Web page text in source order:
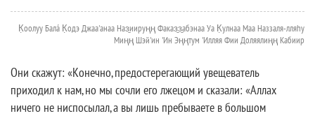
К̣оолуу Балá К̣одэ Джаа'анаа Наз̱иируңң Факаз̱з̱абэнаа Уа К̣улнаа Маа Наззаля-лляhу
Миңң Шэй'ин 'Ин Эңңтум 'Илляя Фии Доляялиңң Кабиир
Они скажут: «Конечно, предостерегающий увещеватель
приходил к нам, но мы сочли его лжецом и сказали: «Аллах
ничего не ниспосылал, а вы лишь пребываете в большом